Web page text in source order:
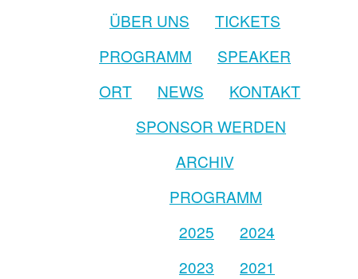
ÜBER UNS
TICKETS
PROGRAMM
SPEAKER
ORT
NEWS
KONTAKT
SPONSOR WERDEN
ARCHIV
PROGRAMM
2025
2024
2023
2021